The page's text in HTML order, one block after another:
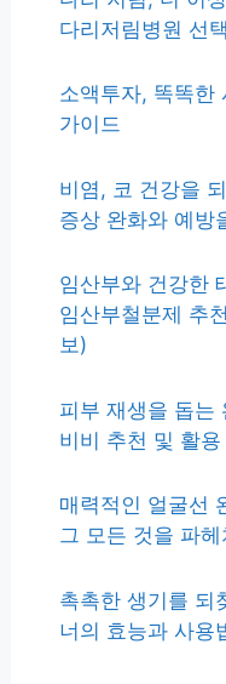
다리저림병원 선
소액투자, 똑똑한
가이드
비염, 코 건강을
증상 완화와 예방
임산부와 건강한
임산부철분제 추
보)
피부 재생을 돕는
비비 추천 및 활용
매력적인 얼굴선
그 모든 것을 파헤
촉촉한 생기를 되
너의 효능과 사용